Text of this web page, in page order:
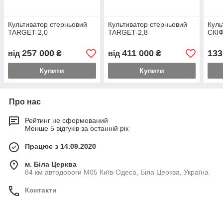
Культиватор стерньовий
TARGET-2,0
від 257 000 ₴
Купити
Культиватор стерньовий
TARGET-2,8
від 411 000₴
Купити
Про нас
Рейтинг не сформований
Менше 5 відгуків за останній рік
Працює з 14.09.2020
м. Біла Церква
84 км автодороги М05 Київ-Одеса, Біла Церква, Україна
Контакти